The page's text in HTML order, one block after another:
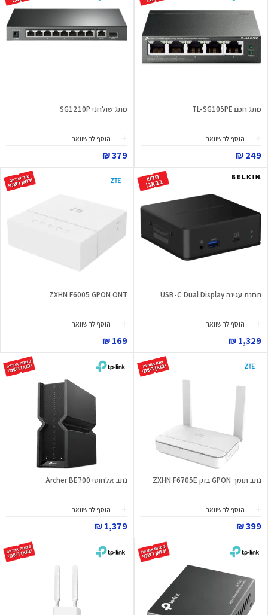
מתג חכם TL-SG105PE
הוסף להשוואה
249 ₪
מתג שולחני SG1210P
הוסף להשוואה
379 ₪
תחנת עגינה USB-C Dual Display
הוסף להשוואה
1,329 ₪
ZXHN F6005 GPON ONT
הוסף להשוואה
169 ₪
נתב תומך GPON בזק ZXHN F6705E
הוסף להשוואה
399 ₪
נתב אלחוטי Archer BE700
הוסף להשוואה
1,379 ₪